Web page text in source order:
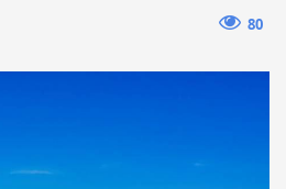
80